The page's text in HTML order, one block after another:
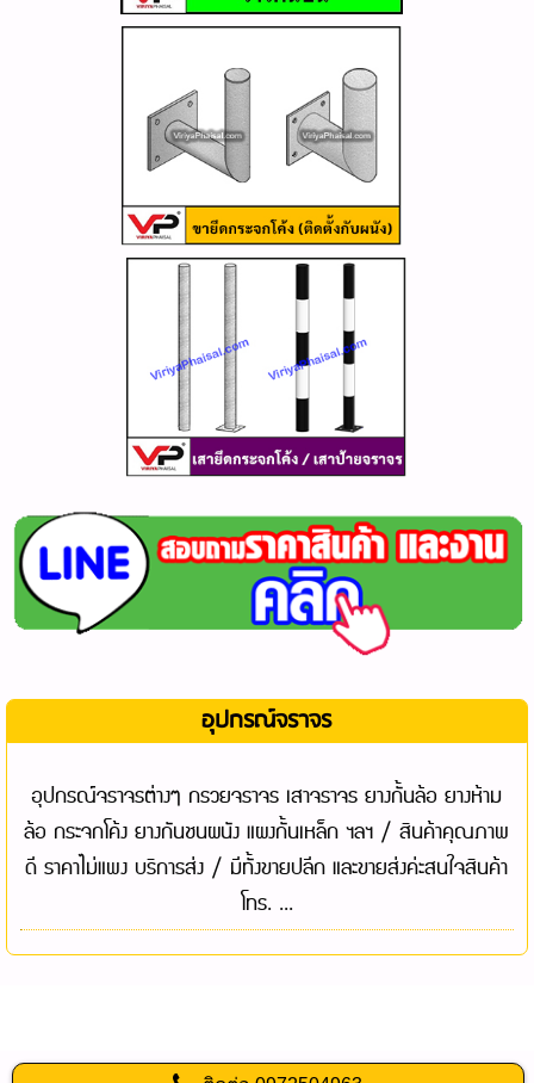
อุปกรณ์จราจร
อุปกรณ์จราจรต่างๆ กรวยจราจร เสาจราจร ยางกั้นล้อ ยางห้าม
ล้อ กระจกโค้ง ยางกันชนผนัง แผงกั้นเหล็ก ฯลฯ / สินค้าคุณภาพ
ดี ราคาไม่แพง บริการส่ง / มีทั้งขายปลีก และขายส่งค่ะสนใจสินค้า
โทร. ...